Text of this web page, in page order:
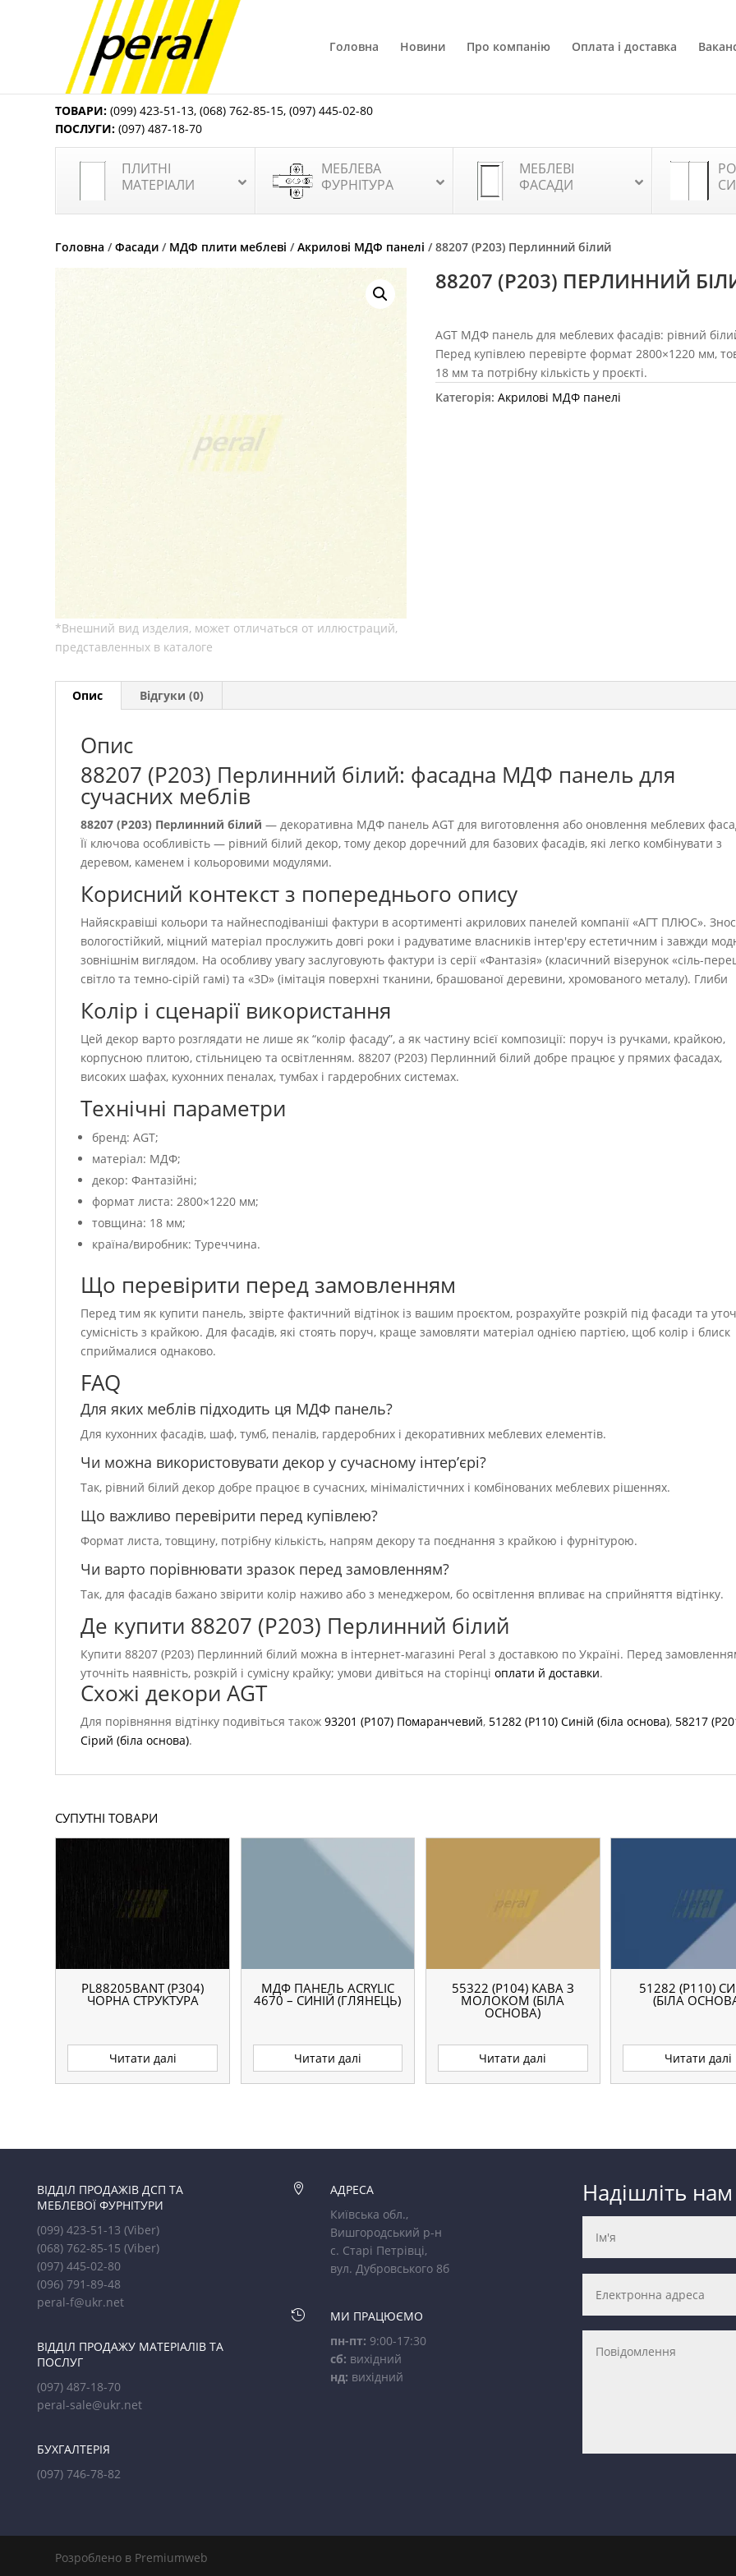
Головна Новини Про компанію Оплата і доставка
ТОВАРИ: (099) 423-51-13,(068) 762-85-15,(097) 445-02-80
ПОСЛУГИ: (097) 487-18-70
ПЛИТНІ
МАТЕРІАЛИ
МЕБЛЕВА
ФУРНІТУРА
МЕБЛЕВІ
ФАСАДИ
Головна /Фасади / МДФ плити меблеві /Акрилові МДФ панелі / 88207 (P203) Перлинний білий
88207 (P203) ПЕРЛИННИЙ
AGT МДФ панель для меблевих фасадів: рівний
Перед купівлею перевірте формат 2800×1220 мм,
18 мм та потрібну кількість у проєкті.
Категорія:Акрилові МДФ панелі
Опис Відгуки (0)
Опис
88207 (P203) Перлинний білий: фасадна МДФ панель для
сучасних меблів
88207 (P203) Перлинний білий — декоративна МДФ панель AGT для виготовлення або оновлення меблевих
Її ключова особливість — рівний білий декор, тому декор доречний для базових фасадів, які легко комбінувати з
деревом, каменем і кольоровими модулями.
Корисний контекст з попереднього опису
Найяскравіші кольори та найнесподіваніші фактури в асортименті акрилових панелей компанії «АГТ ПЛЮС».
вологостійкий, міцний матеріал прослужить довгі роки і радуватиме власників інтер'єру естетичним і завжди
зовнішнім виглядом. На особливу увагу заслуговують фактури із серії «Фантазія» (класичний візерунок «сіль-
світло та темно-сірій гамі) та «3D» (імітація поверхні тканини, брашованої деревини, хромованого металу). Глиби
Колір і сценарії використання
Цей декор варто розглядати не лише як “колір фасаду”, а як частину всієї композиції: поруч із ручками, крайкою,
корпусною плитою, стільницею та освітленням. 88207 (P203) Перлинний білий добре працює у прямих фасадах,
високих шафах, кухонних пеналах, тумбах і гардеробних системах.
Технічні параметри
бренд: AGT;
матеріал: МДФ;
декор: Фантазійні;
формат листа: 2800×1220 мм;
товщина: 18 мм;
країна/виробник: Туреччина.
Що перевірити перед замовленням
Перед тим як купити панель, звірте фактичний відтінок із вашим проєктом, розрахуйте розкрій під фасади та
сумісність з крайкою. Для фасадів, які стоять поруч, краще замовляти матеріал однією партією, щоб колір і блиск
сприймалися однаково.
FAQ
Для яких меблів підходить ця МДФ панель?
Для кухонних фасадів, шаф, тумб, пеналів, гардеробних і декоративних меблевих елементів.
Чи можна використовувати декор у сучасному інтер’єрі?
Так, рівний білий декор добре працює в сучасних, мінімалістичних і комбінованих меблевих рішеннях.
Що важливо перевірити перед купівлею?
Формат листа, товщину, потрібну кількість, напрям декору та поєднання з крайкою і фурнітурою.
Чи варто порівнювати зразок перед замовленням?
Так, для фасадів бажано звірити колір наживо або з менеджером, бо освітлення впливає на сприйняття відтінку.
Де купити 88207 (P203) Перлинний білий
Купити 88207 (P203) Перлинний білий можна в інтернет-магазині Peral з доставкою по Україні. Перед
уточніть наявність, розкрій і сумісну крайку; умови дивіться на сторінціоплати й доставки.
Схожі декори AGT
Для порівняння відтінку подивіться також93201 (P107) Помаранчевий, 51282 (P110) Синій (біла основа), 58217
Сірий (біла основа).
СУПУТНІ ТОВАРИ
PL88205BANT (P304)
ЧОРНА СТРУКТУРА
Читати далі
МДФ ПАНЕЛЬ ACRYLIC
4670 – СИНІЙ (ГЛЯНЕЦЬ)
Читати далі
55322 (P104) КАВА З
МОЛОКОМ (БІЛА
ОСНОВА)
Читати далі
51282 (P110)
(БІЛА
Читати далі
ВІДДІЛ ПРОДАЖІВ ДСП ТА
МЕБЛЕВОЇ ФУРНІТУРИ
(099) 423-51-13(Viber)
(068) 762-85-15(Viber)
(097) 445-02-80
(096) 791-89-48
peral-f@ukr.net
ВІДДІЛ ПРОДАЖУ МАТЕРІАЛІВ ТА
ПОСЛУГ
(097) 487-18-70
peral-sale@ukr.net
БУХГАЛТЕРІЯ
(097) 746-78-82

АДРЕСА
Київська обл.,
Вишгородський р-н
с. Старі Петрівці,
вул. Дубровського 8б

МИ ПРАЦЮЄМО
пн-пт: 9:00-17:30
сб: вихідний
нд: вихідний
Надішліть
Розроблено в Premiumweb